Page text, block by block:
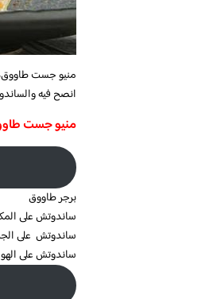
منيو جست
انصح فيه
منيو جست
برجر طاووق
ساندوتش على
ساندوتش على
ساندوتش على